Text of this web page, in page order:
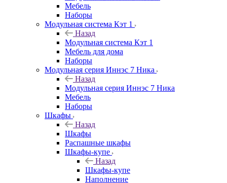
Мебель
Наборы
Модульная система Кэт 1
Назад
Модульная система Кэт 1
Мебель для дома
Наборы
Модульная серия Иннэс 7 Ника
Назад
Модульная серия Иннэс 7 Ника
Мебель
Наборы
Шкафы
Назад
Шкафы
Распашные шкафы
Шкафы-купе
Назад
Шкафы-купе
Наполнение